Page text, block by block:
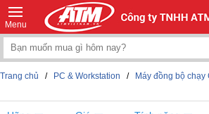
Menu
Trang chủ / PC & Workstation / Máy đồng bộ chạy